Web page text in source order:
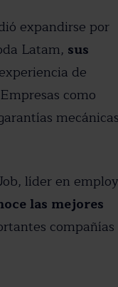
expandirse por
Latam, sus
de
como
líder en
las mejores
compañías